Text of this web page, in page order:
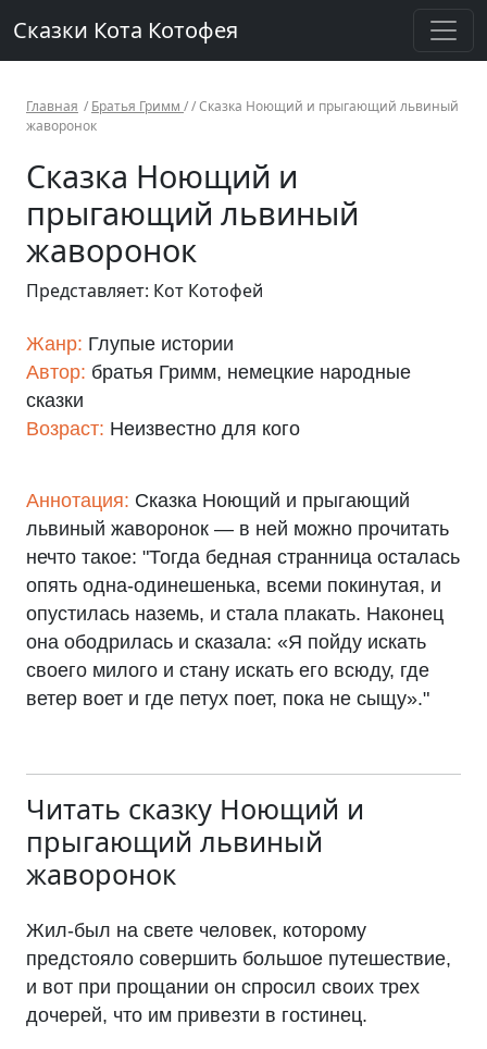
Сказки Кота Котофея
Главная / Братья Гримм / /Сказка Ноющий и прыгающий львиный
жаворонок
Сказка Ноющий и
прыгающий львиный
жаворонок
Представляет: Кот Котофей
Жанр: Глупые истории
Автор: братья Гримм, немецкие народные
сказки
Возраст: Неизвестно для кого
Аннотация: Сказка Ноющий и прыгающий
львиный жаворонок — в ней можно прочитать
нечто такое: "Тогда бедная странница осталась
опять одна-одинешенька, всеми покинутая, и
опустилась наземь, и стала плакать. Наконец
она ободрилась и сказала: «Я пойду искать
своего милого и стану искать его всюду, где
ветер воет и где петух поет, пока не сыщу»."
Читать сказку Ноющий и
прыгающий львиный
жаворонок
Жил-был на свете человек, которому
предстояло совершить большое путешествие,
и вот при прощании он спросил своих трех
дочерей, что им привезти в гостинец.